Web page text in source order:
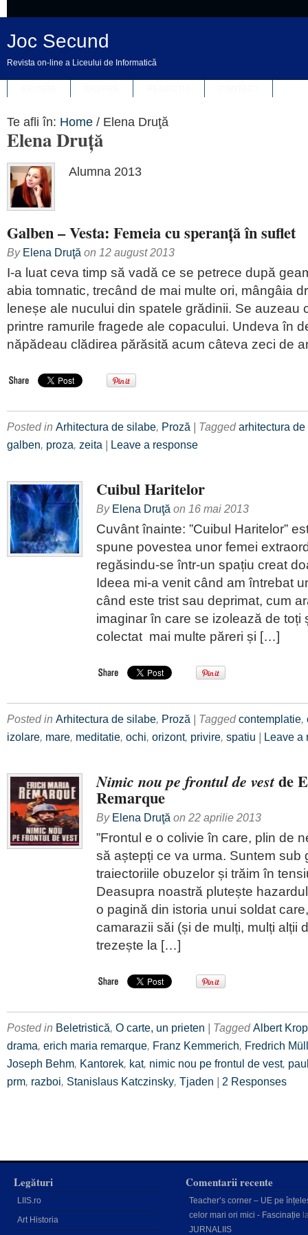
Joc Secund
Revista on-line a Liceului de Informatică
Te afli în: Home / Elena Druţă
Elena Druţă
Alumna 2013
Galben – Vesta: Femeia cu speranță în suflet
By Elena Druţă on 12 august 2013
I-a luat ceva timp să vadă ce se petrece după
abia tomnatic, trecând de mai multe ori, mângâia
leneșe ale nucului din spatele grădinii. Se auzeau
printre ramurile fragede ale copacului. Undeva în
năpădeau clădirea părăsită acum câteva zeci de
Posted in Arhitectura de silabe, Proză | Taggedarhitectura
galben, proza, zeita | Leave a response
Cuibul Haritelor
By Elena Druţă on 16 mai 2013
Cuvânt înainte: ”Cuibul Haritelor”
spune povestea unor femei
regăsindu-se într-un spațiu creat
Ideea mi-a venit când am întrebat
când este trist sau deprimat, cum
imaginar în care se izolează de
colectat mai multe păreri și […]
Posted in Arhitectura de silabe, Proză | Taggedcontemplatie,
izolare, mare, meditatie, ochi, orizont, privire, spatiu | Leave a
Nimic nou pe frontul de vestde
Remarque
By Elena Druţă on 22 aprilie 2013
”Frontul e o colivie în care, plin de
să aștepți ce va urma. Suntem sub
traiectoriile obuzelor și trăim în
Deasupra noastră plutește
o pagină din istoria unui soldat
camarazii săi (și de mulți, mulți alții
trezește la […]
Posted in Beletristică, O carte, un prieten | TaggedAlbert
drama, erich maria remarque, Franz Kemmerich, Fredrich
Joseph Behm, Kantorek, kat, nimic nou pe frontul de vest,
prm, razboi, Stanislaus Katczinsky, Tjaden | 2 Responses
Legături
LIIS.ro
Art Historia
Comentarii recente
Teacher’s corner – UE pe
celor mari ori mici - Fascinație
JURNALIIS